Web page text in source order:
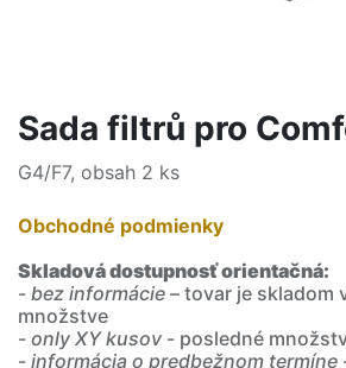
Sada filtrů pro
G4/F7, obsah 2 ks
Obchodné podmienky
Skladová dostupnosť orientačná:
- bez informácie – tovar je skladom
množstve
- only XY kusov - posledné
- informácia o predbežnom termíne